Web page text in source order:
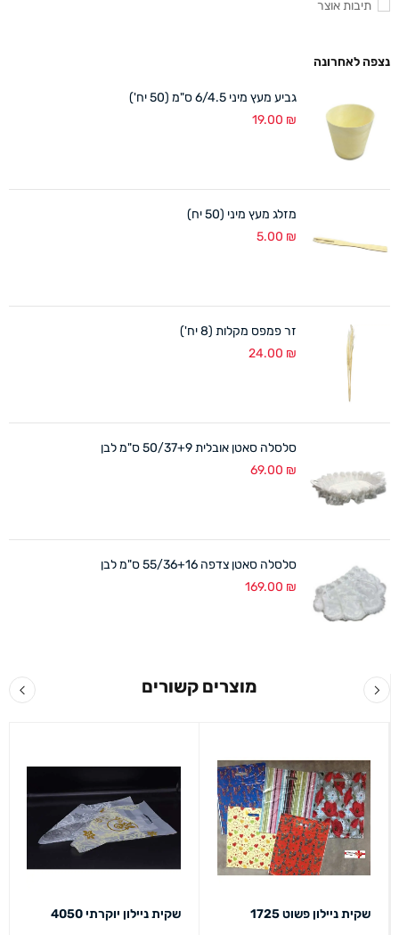
תיבות אוצר
נצפה לאחרונה
גביע מעץ מיני 6/4.5 ס"מ (50 יח')
19.00 ₪
מזלג מעץ מיני (50 יח)
5.00 ₪
זר פמפס מקלות (8 יח')
24.00 ₪
סלסלה סאטן אובלית 50/37+9 ס"מ לבן
69.00 ₪
סלסלה סאטן צדפה 55/36+16 ס"מ לבן
169.00 ₪
מוצרים קשורים
שקית ניילון פשוט 1725 שקית ניילון יוקרתי 4050